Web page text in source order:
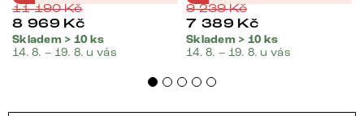
11 190Kč
8 969 Kč
Skladem > 10 ks
14. 8. – 19. 8. u vás
9 239Kč
7 389 Kč
Skladem > 10 ks
14. 8. – 19. 8. u vás